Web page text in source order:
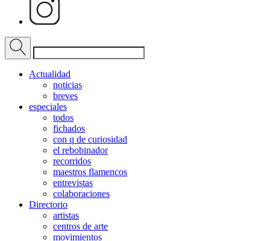
Actualidad
noticias
breves
especiales
todos
fichados
con q de curiosidad
el rebobinador
recorridos
maestros flamencos
entrevistas
colaboraciones
Directorio
artistas
centros de arte
movimientos